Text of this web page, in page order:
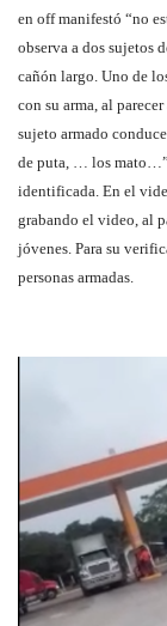
en off manifestó “no
observa a dos sujetos
cañón largo. Uno de
con su arma, al
sujeto armado
de puta, … los
identificada. En el
grabando el video, al
jóvenes. Para su
personas armadas.